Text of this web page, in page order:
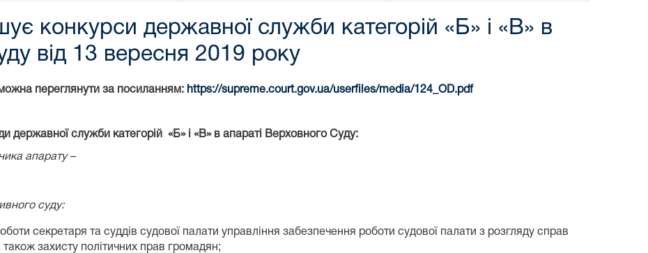
конкурси державної служби категорій «Б» і «В» в
від 13 вересня 2019 року
переглянути за посиланням: https://supreme.court.gov.ua/userfiles/media/124_OD.pdf
державної служби категорій «Б» і «В» в апараті Верховного Суду:
апарату –
суду:
секретаря та суддів судової палати управління забезпечення роботи судової палати з розгляду справ
захисту політичних прав громадян;